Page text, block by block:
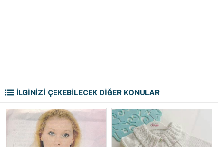
İLGİNİZİ ÇEKEBİLECEK DİĞER KONULAR